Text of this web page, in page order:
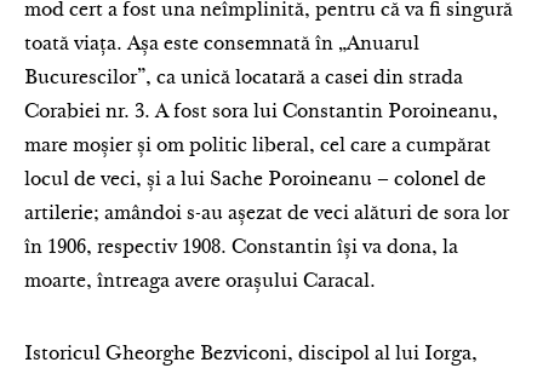
mod cert a fost una neîmplinită, pentru că va fi singură
toată viața. Așa este consemnată în „Anuarul
Bucurescilor”, ca unică locatară a casei din strada
Corabiei nr. 3. A fost sora lui Constantin Poroineanu,
mare moșier și om politic liberal, cel care a cumpărat
locul de veci, și a lui Sache Poroineanu – colonel de
artilerie; amândoi s-au așezat de veci alături de sora lor
în 1906, respectiv 1908. Constantin își va dona, la
moarte, întreaga avere orașului Caracal.
Istoricul Gheorghe Bezviconi, discipol al lui Iorga,